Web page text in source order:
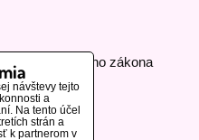
živnostenského zákona
návštevy tejto
a
Na tento účel
strán a
k partnerom v